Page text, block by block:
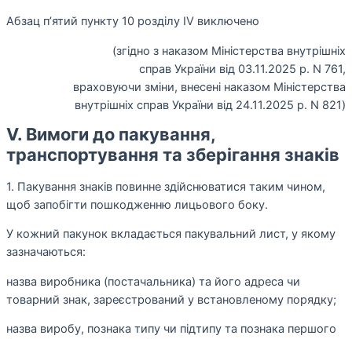
Абзац п’ятий пункту 10 розділу IV виключено
(згідно з наказом Міністерства внутрішніх
справ України від 03.11.2025 р. N 761,
враховуючи зміни, внесені наказом Міністерства
внутрішніх справ України від 24.11.2025 р. N 821)
V. Вимоги до пакування,
транспортування та зберігання знаків
1. Пакування знаків повинне здійснюватися таким чином,
щоб запобігти пошкодженню лицьового боку.
У кожний пакунок вкладається пакувальний лист, у якому
зазначаються:
назва виробника (постачальника) та його адреса чи
товарний знак, зареєстрований у встановленому порядку;
назва виробу, познака типу чи підтипу та познака першого